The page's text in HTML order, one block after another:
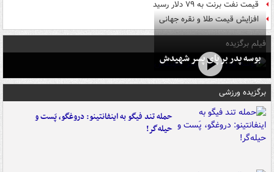
قیمت نفت برنت به ۷۹ دلار رسید
افزایش قیمت طلا و نقره جهانی
فیلم برگزیده
بوسه‌ پدر بر پای پسر شهیدش
برگزیده ورزشی
حمله تند فیگو به اینفانتینو: دروغگو، پَست‌ و
حیله‌گر!